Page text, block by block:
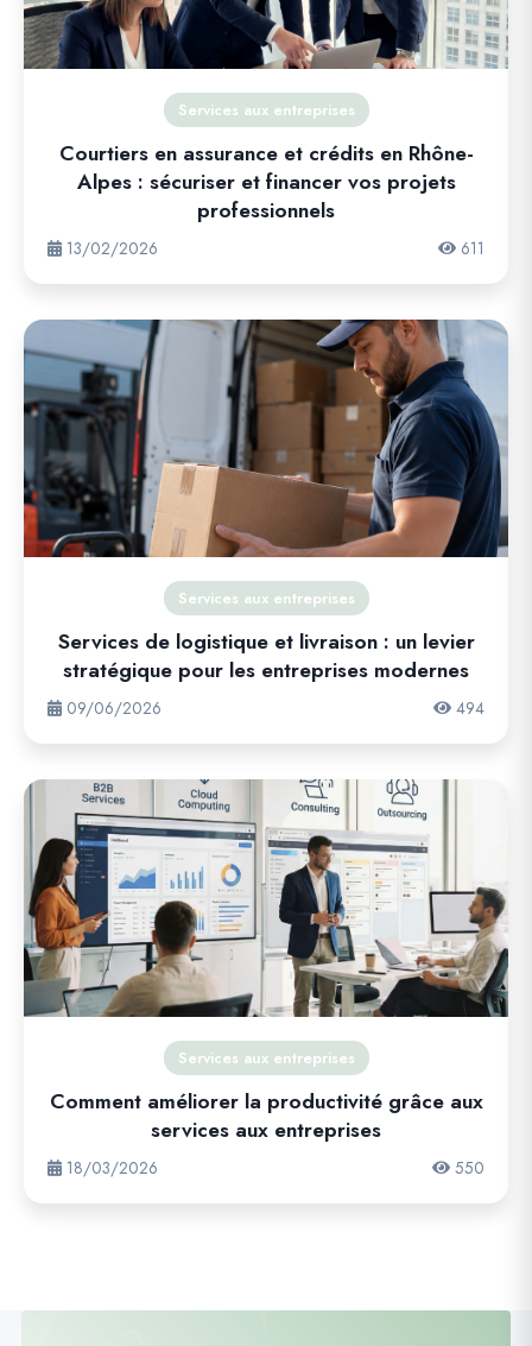
Services aux entreprises
Courtiers en assurance et crédits en Rhône-
Alpes : sécuriser et financer vos projets
professionnels
13/02/2026 611
Services aux entreprises
Services de logistique et livraison : un levier
stratégique pour les entreprises modernes
09/06/2026 494
Services aux entreprises
Comment améliorer la productivité grâce aux
services aux entreprises
18/03/2026 550